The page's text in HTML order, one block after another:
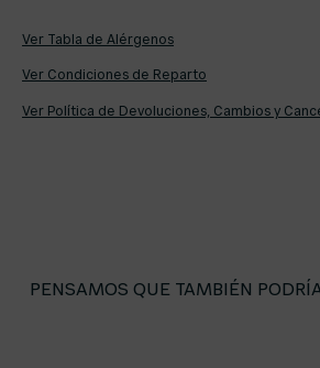
Ver Tabla de Alérgenos
Ver Condiciones de Reparto
Ver Política de Devoluciones, Cambios y
PENSAMOS QUE TAMBIÉN